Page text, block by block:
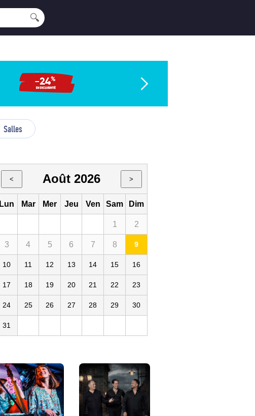
🔍
Salles
< Août 2026 >
Lun Mar Mer Jeu Ven Sam Dim
1 2
3 4 5 6 7 8 9
10 11 12 13 14 15 16
17 18 19 20 21 22 23
24 25 26 27 28 29 30
31